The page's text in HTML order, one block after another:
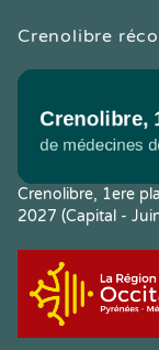
Crenolibre
Crenolibre, 1ere
2027 (Capital -